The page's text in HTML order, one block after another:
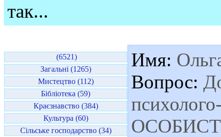
так...
(6521)
Загальні (1265)
Мистецтво (112)
Бібліотека (59)
Краєзнавство (384)
Культура (60)
Сільське господарство (34)
Имя:
Вопрос: